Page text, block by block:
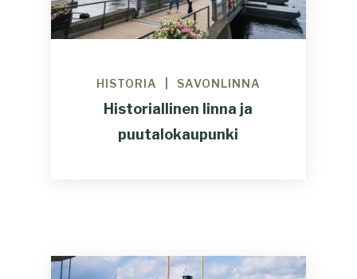
HISTORIA SAVONLINNA
Historiallinen linna ja
puutalokaupunki